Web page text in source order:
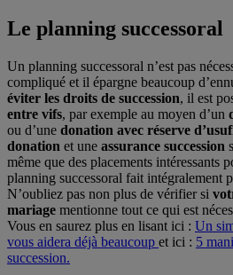
Le planning successoral
Un planning successoral n’est pas
compliqué et il épargne beaucoup
éviter les droits de succession, il est
entre vifs, par exemple au moyen d’un
ou d’une donation avec réserve
donation et une assurance succession
même que des placements intéressants
planning successoral fait intégralement
N’oubliez pas non plus de vérifier si
mariage mentionne tout ce qui est
Vous en saurez plus en lisant ici : Un
vous aidera déjà beaucoup et ici : 5
succession.